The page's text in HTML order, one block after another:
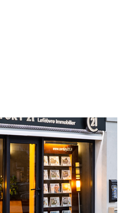
Lefèbvre Immobilier
Sinturel
SUR SIOULE - 03500
un message